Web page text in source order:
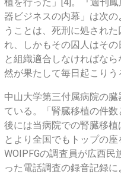
器ビジネスの内幕」は次
うことは、死刑に処され
れ、しかもその囚人はそ
と組織適合しなければな
然が果たして毎日起こりう
中山大学第三付属病院の
ている。「腎臓移植の件
後には当病院での腎臓移
とより全国でもトップの
WOIPFGの調査員が広西
った電話調査の録音記録